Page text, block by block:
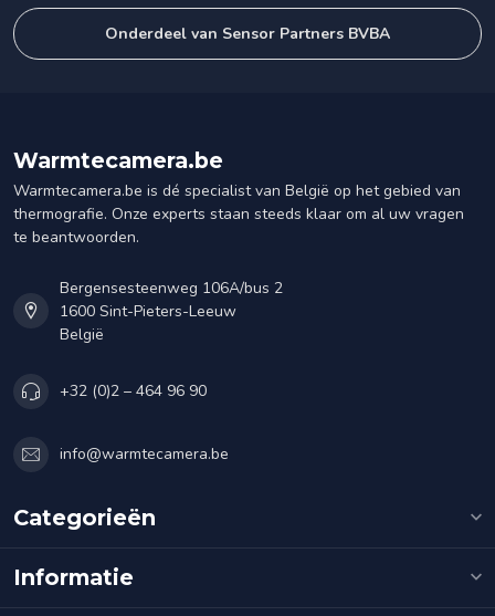
Onderdeel van Sensor Partners BVBA
Warmtecamera.be
Warmtecamera.be is dé specialist van België op het gebied van
thermografie. Onze experts staan steeds klaar om al uw vragen
te beantwoorden.
Bergensesteenweg 106A/bus 2
1600 Sint-Pieters-Leeuw
België
+32 (0)2 – 464 96 90
info@warmtecamera.be
Categorieën
Informatie